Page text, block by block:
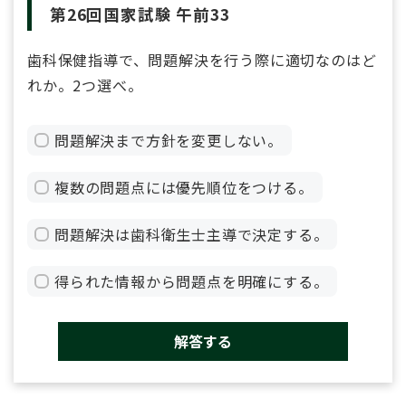
第26回国家試験 午前33
歯科保健指導で、問題解決を行う際に適切なのはど
れか。2つ選べ。
問題解決まで方針を変更しない。
複数の問題点には優先順位をつける。
問題解決は歯科衛生士主導で決定する。
得られた情報から問題点を明確にする。
解答する